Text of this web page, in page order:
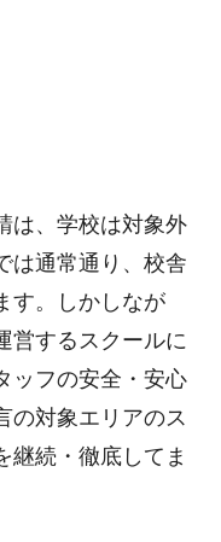
は、学校は対象外
は通常通り、校舎
す。しかしなが
営するスクールに
ッフの安全・安心
の対象エリアのス
継続・徹底してま